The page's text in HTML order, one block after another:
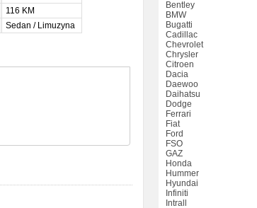
116 KM
Sedan / Limuzyna
Bentley
BMW
Bugatti
Cadillac
Chevrolet
Chrysler
Citroen
Dacia
Daewoo
Daihatsu
Dodge
Ferrari
Fiat
Ford
FSO
GAZ
Honda
Hummer
Hyundai
Infiniti
Intrall